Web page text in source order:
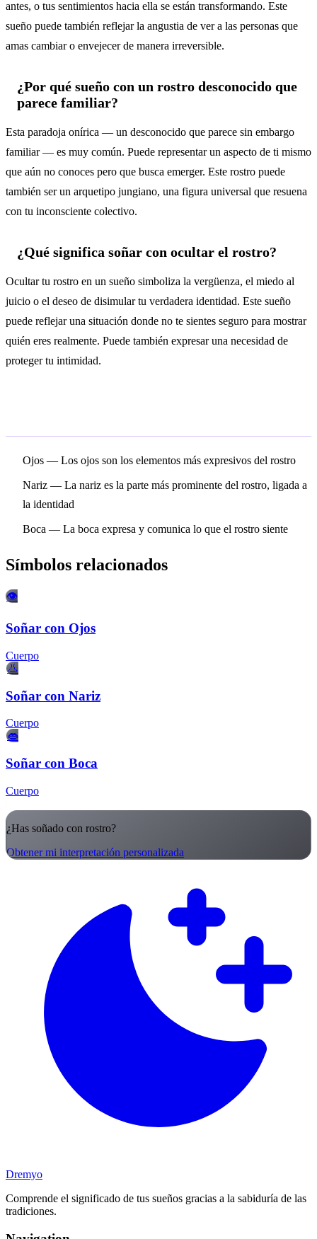
antes, o tus sentimientos hacia ella se están transformando. Este
sueño puede también reflejar la angustia de ver a las personas que
amas cambiar o envejecer de manera irreversible.
¿Por qué sueño con un rostro desconocido que
parece familiar?
Esta paradoja onírica — un desconocido que parece sin embargo
familiar — es muy común. Puede representar un aspecto de ti mismo
que aún no conoces pero que busca emerger. Este rostro puede
también ser un arquetipo jungiano, una figura universal que resuena
con tu inconsciente colectivo.
¿Qué significa soñar con ocultar el rostro?
Ocultar tu rostro en un sueño simboliza la vergüenza, el miedo al
juicio o el deseo de disimular tu verdadera identidad. Este sueño
puede reflejar una situación donde no te sientes seguro para mostrar
quién eres realmente. Puede también expresar una necesidad de
proteger tu intimidad.
Ojos — Los ojos son los elementos más expresivos del rostro
Nariz — La nariz es la parte más prominente del rostro, ligada a
la identidad
Boca — La boca expresa y comunica lo que el rostro siente
Símbolos relacionados
👁️
Soñar con Ojos
Cuerpo
👃
Soñar con Nariz
Cuerpo
👄
Soñar con Boca
Cuerpo
¿Has soñado con rostro?
Obtener mi interpretación personalizada
Dremyo
Comprende el significado de tus sueños gracias a la sabiduría de las
tradiciones.